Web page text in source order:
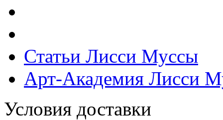
Статьи Лисси Муссы
Арт-Академия Лисси
Условия доставки